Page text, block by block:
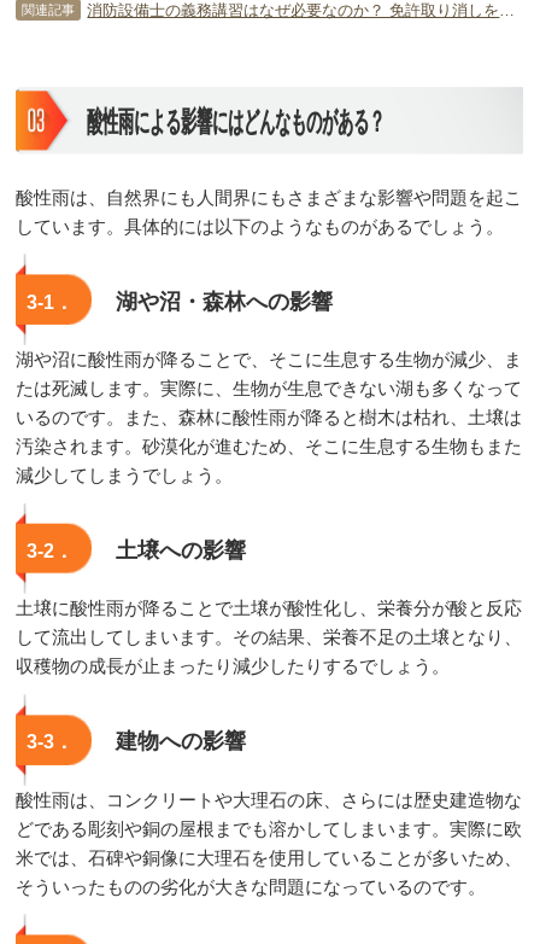
関連記事 消防設備士の義務講習はなぜ必要なのか？ 免許取り消しを防ぐために！
酸性雨による影響にはどんなものがある？
酸性雨は、自然界にも人間界にもさまざまな影響や問題を起こ
しています。具体的には以下のようなものがあるでしょう。
3-1． 湖や沼・森林への影響
湖や沼に酸性雨が降ることで、そこに生息する生物が減少、ま
たは死滅します。実際に、生物が生息できない湖も多くなって
いるのです。また、森林に酸性雨が降ると樹木は枯れ、土壌は
汚染されます。砂漠化が進むため、そこに生息する生物もまた
減少してしまうでしょう。
3-2． 土壌への影響
土壌に酸性雨が降ることで土壌が酸性化し、栄養分が酸と反応
して流出してしまいます。その結果、栄養不足の土壌となり、
収穫物の成長が止まったり減少したりするでしょう。
3-3． 建物への影響
酸性雨は、コンクリートや大理石の床、さらには歴史建造物な
どである彫刻や銅の屋根までも溶かしてしまいます。実際に欧
米では、石碑や銅像に大理石を使用していることが多いため、
そういったものの劣化が大きな問題になっているのです。